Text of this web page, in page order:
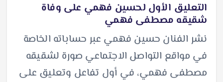
التعليق الأول لحسين فهمي على وفاة
شقيقه مصطفى فهمي
نشر الفنان حسين فهمي عبر حساباته الخاصة
في مواقع التواصل الاجتماعي صورة لشقيقه
مصطفى فهمي، في أول تفاعل وتعليق على